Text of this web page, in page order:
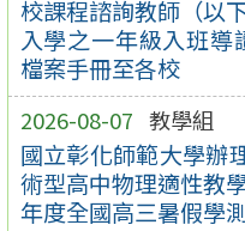
校課程諮詢教師（以
入學之一年級入班導
檔案手冊至各校
2026-08-07 教學組
國立彰化師範大學辦
術型高中物理適性教
年度全國高三暑假學